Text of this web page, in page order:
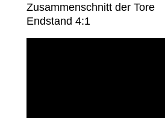
Zusammenschnitt der Tore
Endstand 4:1